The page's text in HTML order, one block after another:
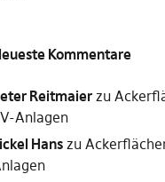
Kommentare
Reitmaierzu
Anlagen
Hanszu